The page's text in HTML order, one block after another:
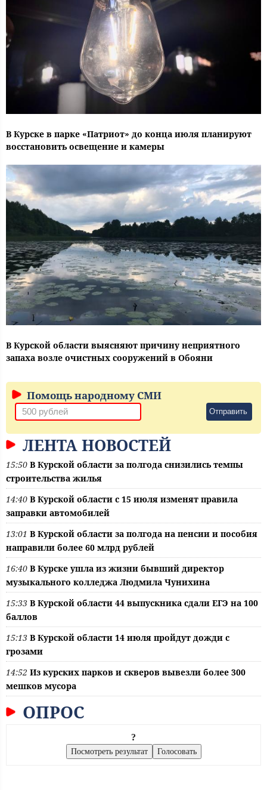
В Курске в парке «Патриот» до конца июля планируют
восстановить освещение и камеры
В Курской области выясняют причину неприятного
запаха возле очистных сооружений в Обояни
Помощь народному СМИ
Отправить
ЛЕНТА НОВОСТЕЙ
15:50 В Курской области за полгода снизились темпы
строительства жилья
14:40 В Курской области с 15 июля изменят правила
заправки автомобилей
13:01 В Курской области за полгода на пенсии и пособия
направили более 60 млрд рублей
16:40 В Курске ушла из жизни бывший директор
музыкального колледжа Людмила Чунихина
15:33 В Курской области 44 выпускника сдали ЕГЭ на 100
баллов
15:13 В Курской области 14 июля пройдут дожди с
грозами
14:52 Из курских парков и скверов вывезли более 300
мешков мусора
ОПРОС
?